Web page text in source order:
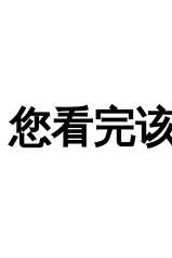
您看完